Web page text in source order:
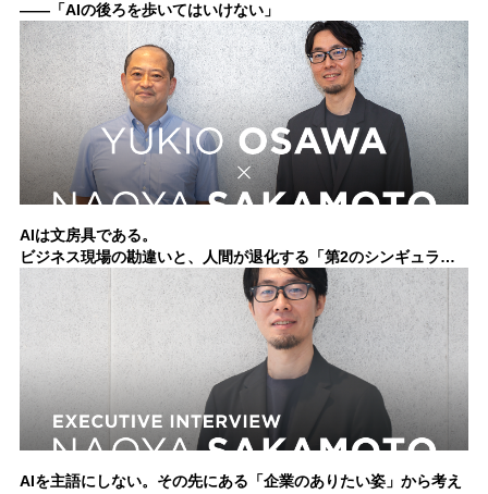
——「AIの後ろを歩いてはいけない」
AIは文房具である。
ビジネス現場の勘違いと、人間が退化する「第2のシンギュラリ
AIを主語にしない。その先にある「企業のありたい姿」から考え